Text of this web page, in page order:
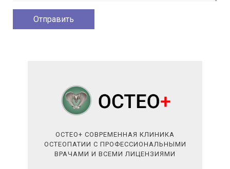
ОСТЕО+ СОВРЕМЕННАЯ КЛИНИКА
ОСТЕОПАТИИ С ПРОФЕССИОНАЛЬНЫМИ
ВРАЧАМИ И ВСЕМИ ЛИЦЕНЗИЯМИ